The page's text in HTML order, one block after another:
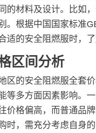
的材料及设计。比如
。根据中国国家标准
适的安全阻燃服时，
区间分析
区的安全阻燃服全套
等多方面因素影响。
价格偏高，而普通品
时，需充分考虑自身